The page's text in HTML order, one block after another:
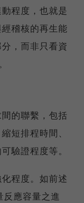
程度，也就是
稽核的再生能
，而非只看資
的聯繫，包括
短排程時間、
驗證程度等。
程度。如前述
應容量之進